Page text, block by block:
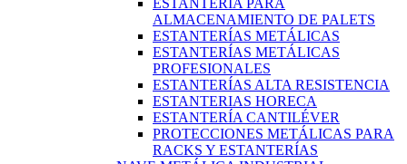
ESTANTERIA PARA
ALMACENAMIENTO DE PALETS
ESTANTERÍAS METÁLICAS
ESTANTERÍAS METÁLICAS
PROFESIONALES
ESTANTERÍAS ALTA RESISTENCIA
ESTANTERIAS HORECA
ESTANTERÍA CANTILÉVER
PROTECCIONES METÁLICAS PARA
RACKS Y ESTANTERÍAS